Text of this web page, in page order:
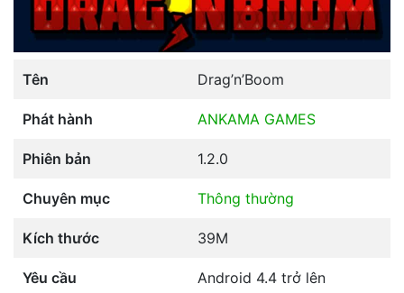
Tên Drag’n’Boom
Phát hành ANKAMA GAMES
Phiên bản 1.2.0
Chuyên mục Thông thường
Kích thước 39M
Yêu cầu Android 4.4 trở lên